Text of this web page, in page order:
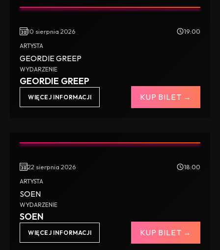
10 sierpnia 2026 19:00
ARTYSTA
GEORDIE GREEP
WYDARZENIE
GEORDIE GREEP
WIĘCEJ INFORMACJI KUP BILET →
22 sierpnia 2026 18:00
ARTYSTA
SOEN
WYDARZENIE
SOEN
WIĘCEJ INFORMACJI KUP BILET →